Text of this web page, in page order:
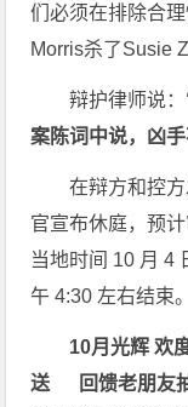
们必须在排除合
Morris杀了Susie
辩护律师说：
案陈词中说，凶
在辩方和控
官宣布休庭，预
当地时间 10 月 4
午 4:30 左右结束
10月光辉 欢
送 回馈老朋友